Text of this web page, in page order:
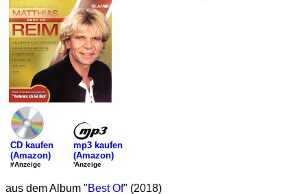
CD kaufen
(Amazon)
#Anzeige
mp3 kaufen
(Amazon)
'Anzeige
aus dem Album "Best Of" (2018)